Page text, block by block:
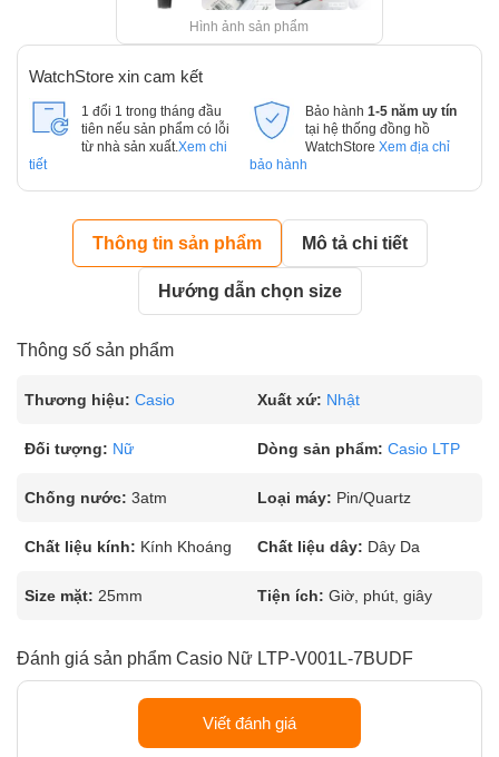
Hình ảnh sản phẩm
WatchStore xin cam kết
1 đổi 1 trong tháng đầu
tiên nếu sản phẩm có lỗi
từ nhà sản xuất. Xem chi
tiết
Bảo hành 1-5 năm uy tín
tại hệ thống đồng hồ
WatchStore Xem địa chỉ
bảo hành
Thông tin sản phẩm Mô tả chi tiết
Hướng dẫn chọn size
Thông số sản phẩm
Thương hiệu: Casio Xuất xứ: Nhật
Đối tượng: Nữ Dòng sản phẩm: Casio LTP
Chống nước: 3atm Loại máy: Pin/Quartz
Chất liệu kính: Kính Khoáng Chất liệu dây: Dây Da
Size mặt: 25mm Tiện ích: Giờ, phút, giây
Đánh giá sản phẩm Casio Nữ LTP-V001L-7BUDF
Viết đánh giá